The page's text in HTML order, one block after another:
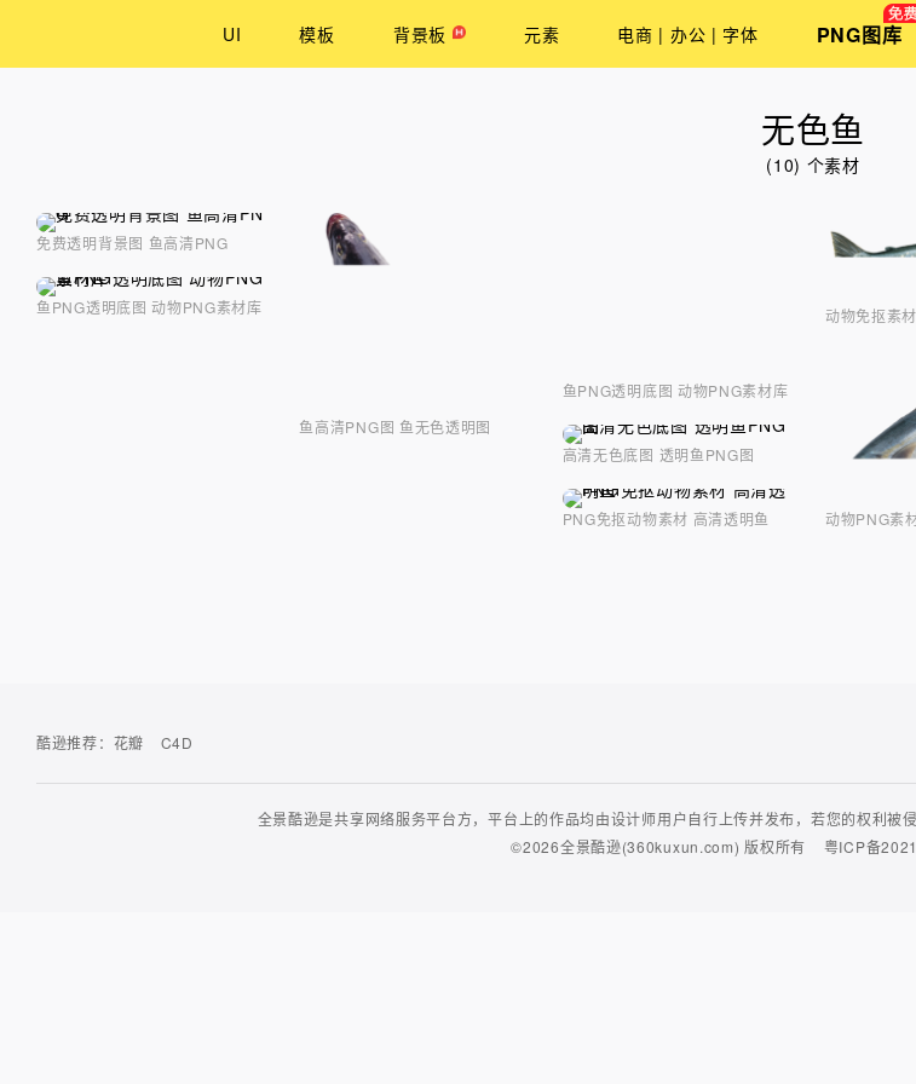
UI 模板 背景板 元素 电商 | 办公 | 字体 PNG图库
无色鱼
(10) 个素材
免费透明背景图 鱼高清PNG
鱼PNG透明底图 动物PNG素材库
鱼高清PNG图 鱼无色透明图
鱼PNG透明底图 动物PNG素材库
高清无色底图 透明鱼PNG图
PNG免抠动物素材 高清透明鱼
动物免抠素
动物PNG素
酷逊推荐： 花瓣 C4D
全景酷逊是共享网络服务平台方，平台上的作品均由设计师用户自行上传并发布，若您的权利
©2026全景酷逊(360kuxun.com) 版权所有 粤ICP备